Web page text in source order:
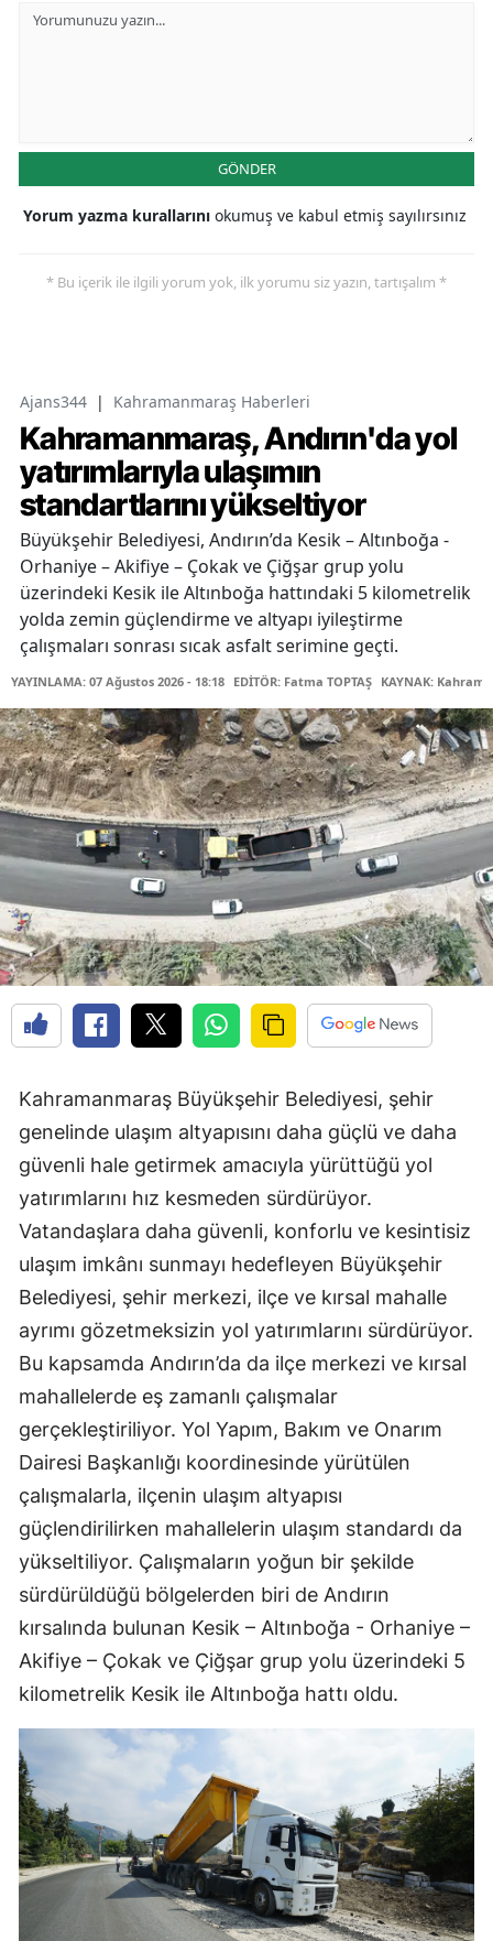
GÖNDER
Yorum yazma kurallarını okumuş ve kabul etmiş sayılırsınız
* Bu içerik ile ilgili yorum yok, ilk yorumu siz yazın, tartışalım *
Ajans344 | Kahramanmaraş Haberleri
Kahramanmaraş, Andırın'da yol
yatırımlarıyla ulaşımın
standartlarını yükseltiyor
Büyükşehir Belediyesi, Andırın’da Kesik – Altınboğa -
Orhaniye – Akifiye – Çokak ve Çiğşar grup yolu
üzerindeki Kesik ile Altınboğa hattındaki 5 kilometrelik
yolda zemin güçlendirme ve altyapı iyileştirme
çalışmaları sonrası sıcak asfalt serimine geçti.
YAYINLAMA: 07 Ağustos 2026 - 18:18 EDİTÖR: Fatma TOPTAŞ KAYNAK:
Kahramanmaraş Büyükşehir Belediyesi, şehir
genelinde ulaşım altyapısını daha güçlü ve daha
güvenli hale getirmek amacıyla yürüttüğü yol
yatırımlarını hız kesmeden sürdürüyor.
Vatandaşlara daha güvenli, konforlu ve kesintisiz
ulaşım imkânı sunmayı hedefleyen Büyükşehir
Belediyesi, şehir merkezi, ilçe ve kırsal mahalle
ayrımı gözetmeksizin yol yatırımlarını sürdürüyor.
Bu kapsamda Andırın’da da ilçe merkezi ve kırsal
mahallelerde eş zamanlı çalışmalar
gerçekleştiriliyor. Yol Yapım, Bakım ve Onarım
Dairesi Başkanlığı koordinesinde yürütülen
çalışmalarla, ilçenin ulaşım altyapısı
güçlendirilirken mahallelerin ulaşım standardı da
yükseltiliyor. Çalışmaların yoğun bir şekilde
sürdürüldüğü bölgelerden biri de Andırın
kırsalında bulunan Kesik – Altınboğa - Orhaniye –
Akifiye – Çokak ve Çiğşar grup yolu üzerindeki 5
kilometrelik Kesik ile Altınboğa hattı oldu.